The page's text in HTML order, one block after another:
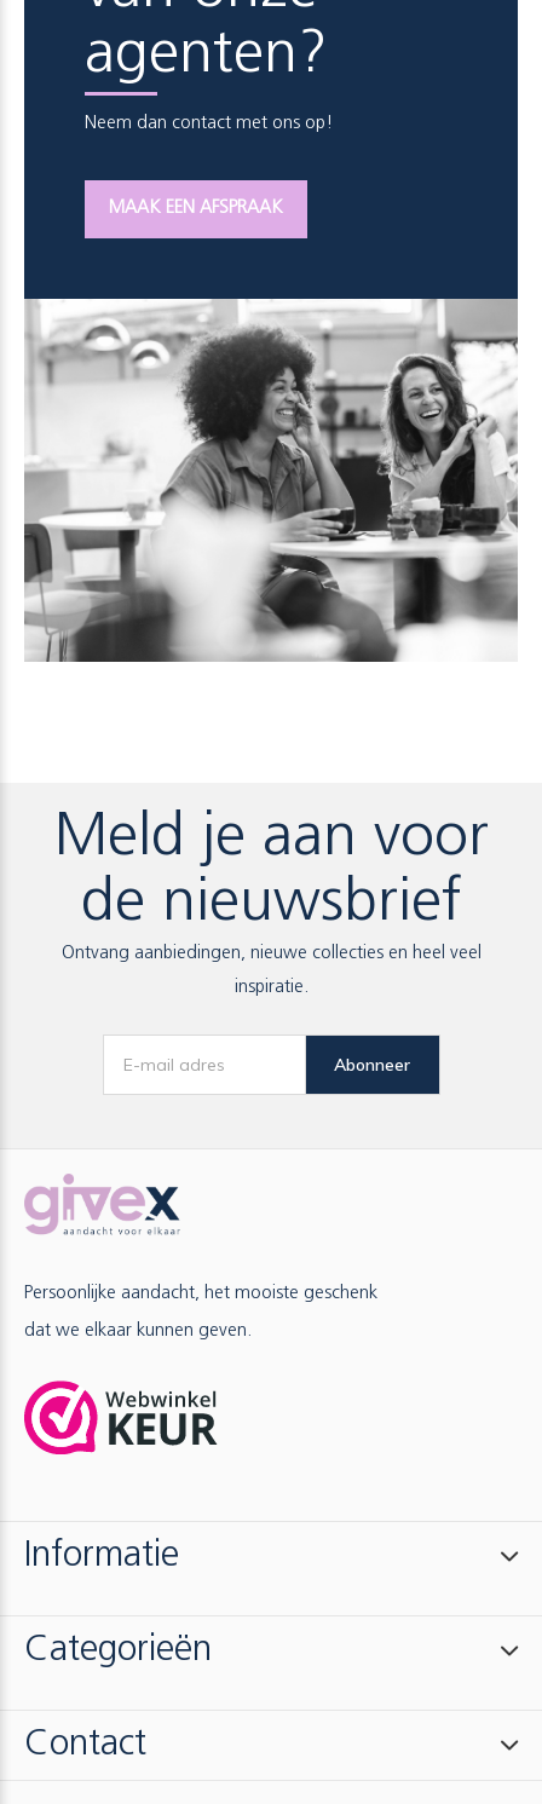
agenten?
Neem dan contact met ons op!
MAAK EEN AFSPRAAK
Meld je aan voor
de nieuwsbrief
Ontvang aanbiedingen, nieuwe collecties en heel veel
inspiratie.
Abonneer
Persoonlijke aandacht, het mooiste geschenk
dat we elkaar kunnen geven.
Informatie
Categorieën
Contact